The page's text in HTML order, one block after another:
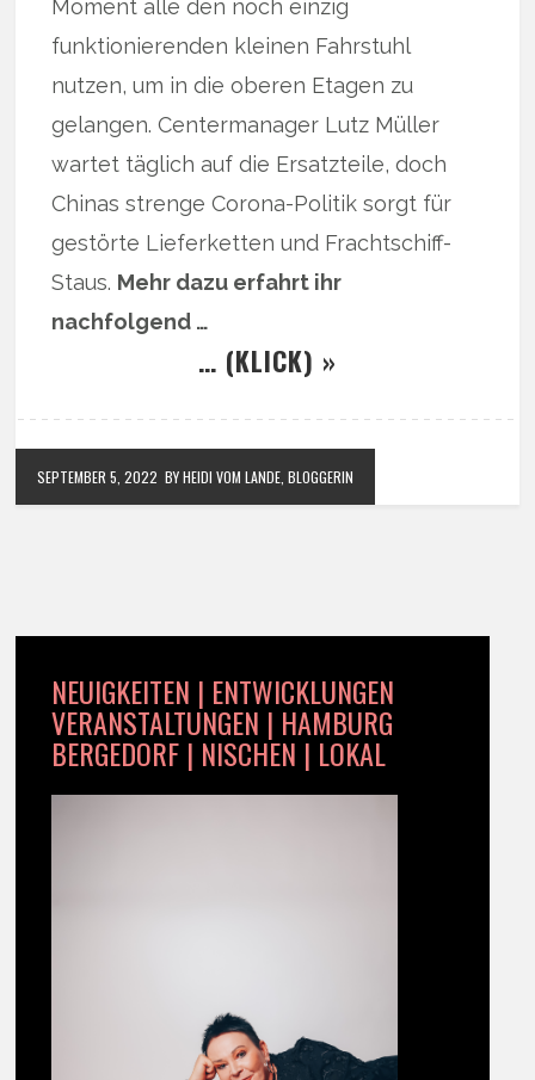
Moment alle den noch einzig
funktionierenden kleinen Fahrstuhl
nutzen, um in die oberen Etagen zu
gelangen. Centermanager Lutz Müller
wartet täglich auf die Ersatzteile, doch
Chinas strenge Corona-Politik sorgt für
gestörte Lieferketten und Frachtschiff-
Staus. Mehr dazu erfahrt ihr
nachfolgend …
… (KLICK) »
SEPTEMBER 5, 2022 BY HEIDI VOM LANDE, BLOGGERIN
NEUIGKEITEN | ENTWICKLUNGEN
VERANSTALTUNGEN | HAMBURG
BERGEDORF | NISCHEN | LOKAL